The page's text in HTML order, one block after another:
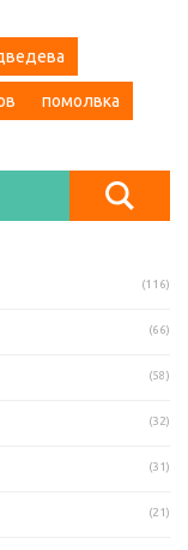
помолвка
(116)
(66)
(58)
(32)
(31)
(21)